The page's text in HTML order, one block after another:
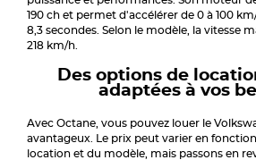
190 ch et permet d'accélérer de 0 à 100
8,3 secondes. Selon le modèle, la vitesse
218 km/h.
Des options de
adaptées à vos
Avec Octane, vous pouvez louer le
avantageux. Le prix peut varier en
location et du modèle, mais passons en